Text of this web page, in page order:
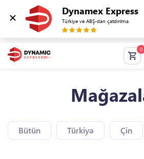
Dynamex Express
Türkiyə və ABŞ-dan çatdırılma
Bütün Türkiyə Çin